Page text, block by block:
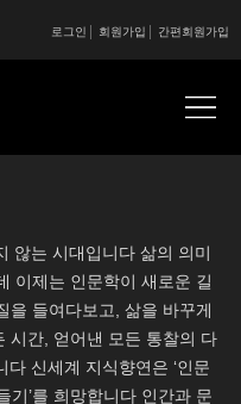
간편회원가입
회원가입
로그인